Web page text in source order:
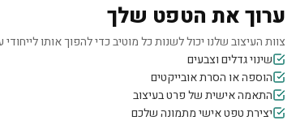
ערוך את הטפט שלך
צוות העיצוב שלנו יכול לשנות כל מוטיב כדי להפוך אותו לייחודי
שינוי גדלים וצבעים
הוספה או הסרת אובייקטים
התאמה אישית של פרט בעיצוב
יצירת טפט אישי מתמונה שלכם